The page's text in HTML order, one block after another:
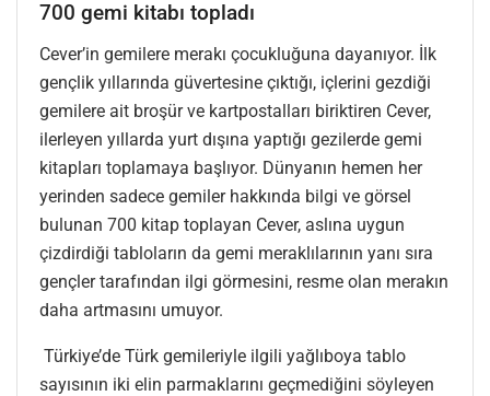
700 gemi kitabı topladı
Cever’in gemilere merakı çocukluğuna dayanıyor. İlk
gençlik yıllarında güvertesine çıktığı, içlerini gezdiği
gemilere ait broşür ve kartpostalları biriktiren Cever,
ilerleyen yıllarda yurt dışına yaptığı gezilerde gemi
kitapları toplamaya başlıyor. Dünyanın hemen her
yerinden sadece gemiler hakkında bilgi ve görsel
bulunan 700 kitap toplayan Cever, aslına uygun
çizdirdiği tabloların da gemi meraklılarının yanı sıra
gençler tarafından ilgi görmesini, resme olan merakın
daha artmasını umuyor.
Türkiye’de Türk gemileriyle ilgili yağlıboya tablo
sayısının iki elin parmaklarını geçmediğini söyleyen